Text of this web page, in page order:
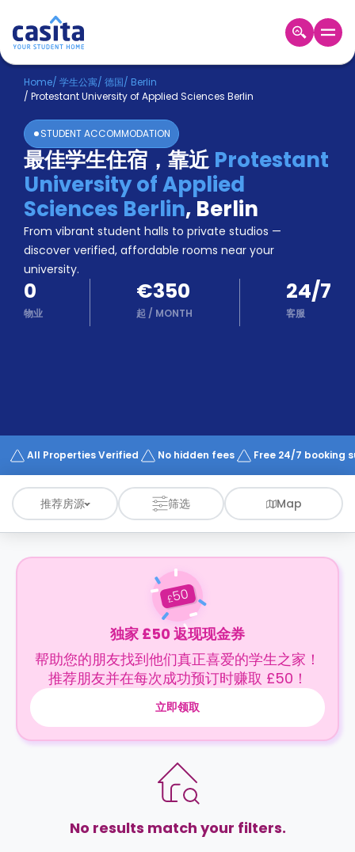
Home ZH EUR
登
入
Booking
Accommodation
About
us
Blog
Refer
And
Earn
Become
A
Partner
Help
Works
Home/ 学生公寓/ 德国/ Berlin
/ Protestant University of Applied Sciences Berlin
STUDENT ACCOMMODATION
最佳学生住宿，靠近Protestant
University of Applied
Sciences Berlin, Berlin
From vibrant student halls to private studios —
discover verified, affordable rooms near your
university.
0
物业
€350
起 / MONTH
24/7
客服
All Properties Verified No hidden fees Free 24/7 booking
推荐房源 筛选 Map
£50
独家 £50 返现现金券
帮助您的朋友找到他们真正喜爱的学生之家！
推荐朋友并在每次成功预订时赚取 £50！
立即领取
No results match your filters.